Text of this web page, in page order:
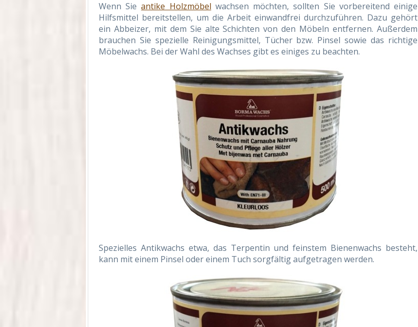
Wenn Sieantike Holzmöbel wachsen möchten, sollten Sie vorbereitend einige
Hilfsmittel bereitstellen, um die Arbeit einwandfrei durchzuführen. Dazu gehört
ein Abbeizer, mit dem Sie alte Schichten von den Möbeln entfernen. Außerdem
brauchen Sie spezielle Reinigungsmittel, Tücher bzw. Pinsel sowie das richtige
Möbelwachs. Bei der Wahl des Wachses gibt es einiges zu beachten.
Spezielles Antikwachs etwa, das Terpentin und feinstem Bienenwachs besteht,
kann mit einem Pinsel oder einem Tuch sorgfältig aufgetragen werden.